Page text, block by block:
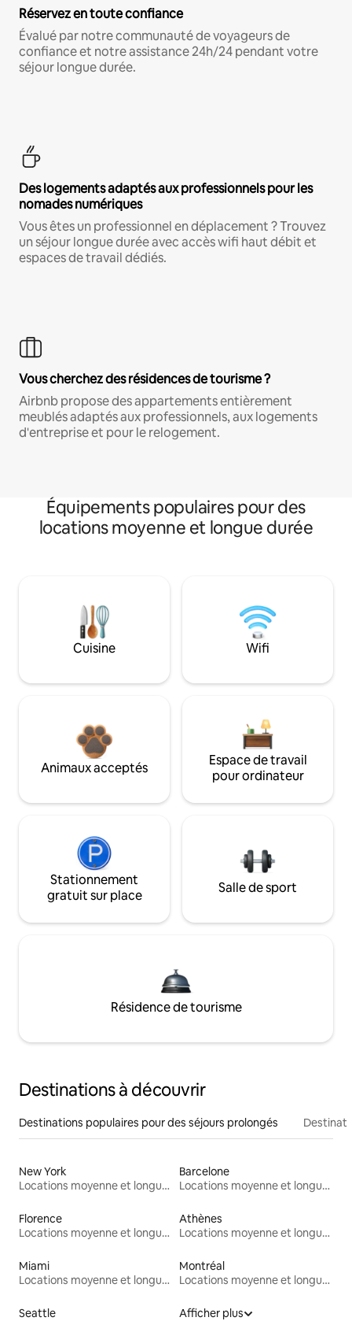
Réservez en toute confiance
Évalué par notre communauté de voyageurs de
confiance et notre assistance 24h/24 pendant votre
séjour longue durée.
Des logements adaptés aux professionnels pour les
nomades numériques
Vous êtes un professionnel en déplacement ? Trouvez
un séjour longue durée avec accès wifi haut débit et
espaces de travail dédiés.
Vous cherchez des résidences de tourisme ?
Airbnb propose des appartements entièrement
meublés adaptés aux professionnels, aux logements
d'entreprise et pour le relogement.
Équipements populaires pour des
locations moyenne et longue durée
Cuisine Wifi
Animaux acceptés
Espace de travail
pour ordinateur
Stationnement
gratuit sur place
Salle de sport
Résidence de tourisme
Destinations à découvrir
Destinations populaires pour des séjours prolongés
New York
Locations moyenne et longue durée
Barcelone
Locations moyenne et longue durée
Florence
Locations moyenne et longue durée
Athènes
Locations moyenne et longue durée
Miami
Locations moyenne et longue durée
Montréal
Locations moyenne et longue durée
Seattle
Afficher plus